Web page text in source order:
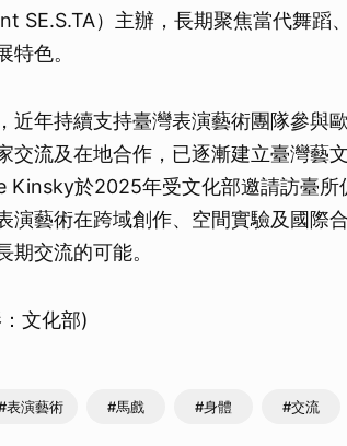
SE.S.TA）主辦，長期聚焦當代舞蹈
特色。
近年持續支持臺灣表演藝術團隊參與
交流及在地合作，已逐漸建立臺灣藝
Kinsky於2025年受文化部邀請訪臺所
演藝術在跨域創作、空間實驗及國際
期交流的可能。
文化部)
表演藝術 #馬戲 #身體 #交流